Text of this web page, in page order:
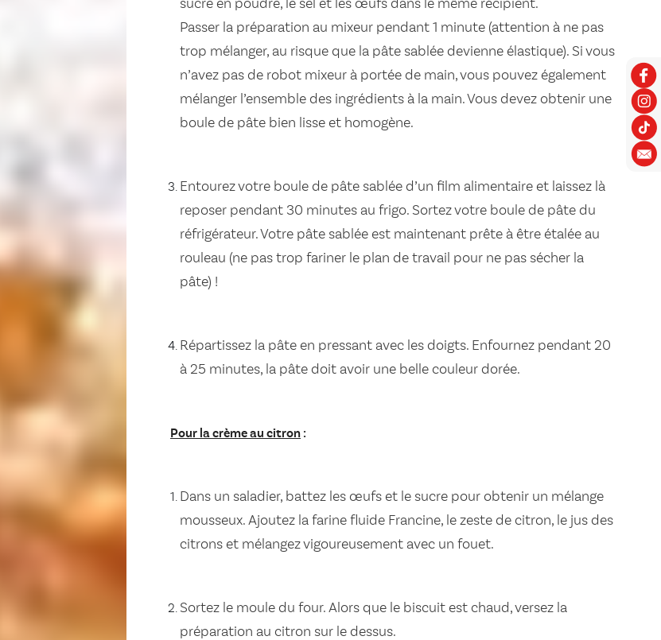
sucre en poudre, le sel et les œufs dans le même récipient.
Passer la préparation au mixeur pendant 1 minute (attention à ne pas
trop mélanger, au risque que la pâte sablée devienne élastique). Si vous
n’avez pas de robot mixeur à portée de main, vous pouvez également
mélanger l’ensemble des ingrédients à la main. Vous devez obtenir une
boule de pâte bien lisse et homogène.
Entourez votre boule de pâte sablée d’un film alimentaire et laissez là
reposer pendant 30 minutes au frigo. Sortez votre boule de pâte du
réfrigérateur. Votre pâte sablée est maintenant prête à être étalée au
rouleau (ne pas trop fariner le plan de travail pour ne pas sécher la
pâte) !
Répartissez la pâte en pressant avec les doigts. Enfournez pendant 20
à 25 minutes, la pâte doit avoir une belle couleur dorée.
Pour la crème au citron :
Dans un saladier, battez les œufs et le sucre pour obtenir un mélange
mousseux. Ajoutez la farine fluide Francine, le zeste de citron, le jus des
citrons et mélangez vigoureusement avec un fouet.
Sortez le moule du four. Alors que le biscuit est chaud, versez la
préparation au citron sur le dessus.